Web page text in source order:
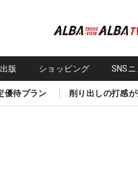
版 ショッピング SNS
優待プラン 削り出しの打感